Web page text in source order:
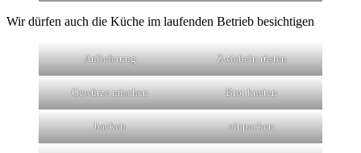
Wir dürfen auch die Küche im laufenden Betrieb besichtigen
Anlieferung Zwiebeln rüsten
Gewürze mischen Brot kneten
backen einpacken